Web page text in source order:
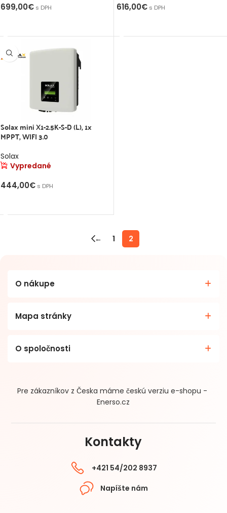
699,00€ s DPH 616,00€s DPH
Solax mini X1-2.5K-S-D (L), 1x
MPPT, WIFI 3.0
Solax
Vypredané
444,00€ s DPH
← 1 2
O nákupe
Mapa stránky
O spoločnosti
Pre zákazníkov z Česka máme českú verziu e-shopu -
Enerso.cz
Kontakty
+421 54/202 8937
Napíšte nám